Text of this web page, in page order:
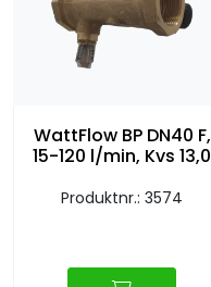
WattFlow BP DN40 F,
15-120 l/min, Kvs 13,0
Produktnr.: 3574
Utgått av sortiment
Retur/reklamasjon